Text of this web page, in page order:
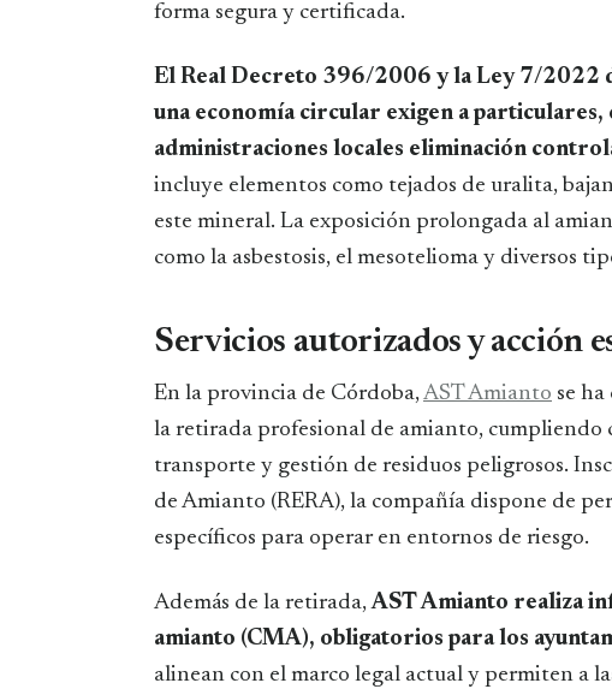
forma segura y certificada.
El Real Decreto 396/2006 y la Ley 7/2022
una economía circular exigen a
administraciones locales eliminación
incluye elementos como tejados de uralita,
este mineral. La exposición prolongada al
como la asbestosis, el mesotelioma y diversos
Servicios autorizados y acción
En la provincia de Córdoba,AST Amianto se
la retirada profesional de amianto, cumpliendo
transporte y gestión de residuos peligrosos.
de Amianto (RERA), la compañía dispone de
específicos para operar en entornos de riesgo.
Además de la retirada,AST Amianto realiza
amianto (CMA), obligatorios para los
alinean con el marco legal actual y permiten a